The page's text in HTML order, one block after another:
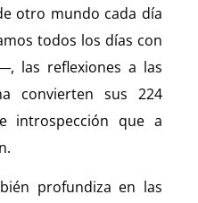
otro mundo cada día
todos los días con
las reflexiones a las
convierten sus 224
introspección que a
profundiza en las